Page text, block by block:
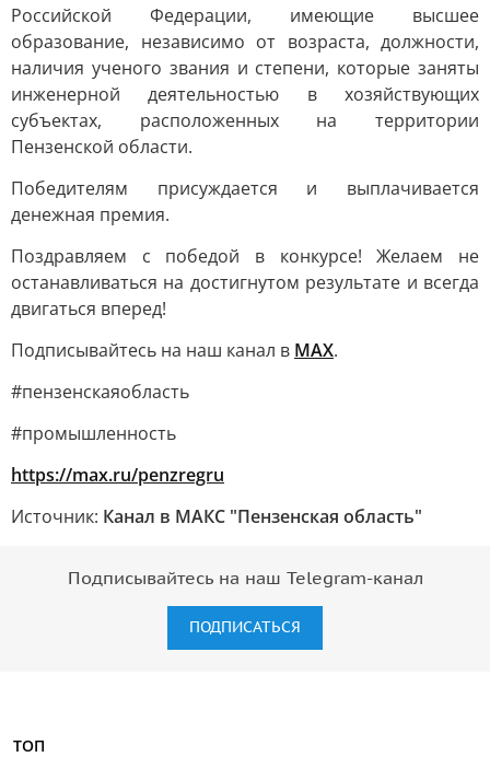
Российской Федерации, имеющие высшее
образование, независимо от возраста, должности,
наличия ученого звания и степени, которые заняты
инженерной деятельностью в хозяйствующих
субъектах, расположенных на территории
Пензенской области.
Победителям присуждается и выплачивается
денежная премия.
Поздравляем с победой в конкурсе! Желаем не
останавливаться на достигнутом результате и всегда
двигаться вперед!
Подписывайтесь на наш канал в MAX.
#пензенскаяобласть
#промышленность
https://max.ru/penzregru
Источник: Канал в МАКС "Пензенская область"
Подписывайтесь на наш Telegram-канал
ПОДПИСАТЬСЯ
ТОП